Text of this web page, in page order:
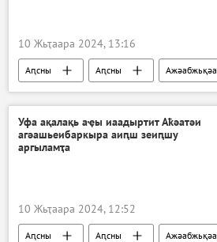
10 Жьҭаара 2024, 13:16
Аԥсны Аԥсны Ажәабжьқәа
Уфа ақалақь аҿы иаадыртит Аҟәатәи
агәашьеибаркыра аиԥш зеиԥшу
аргыламҭа
10 Жьҭаара 2024, 12:52
Аԥсны Аԥсны Ажәабжьқәа